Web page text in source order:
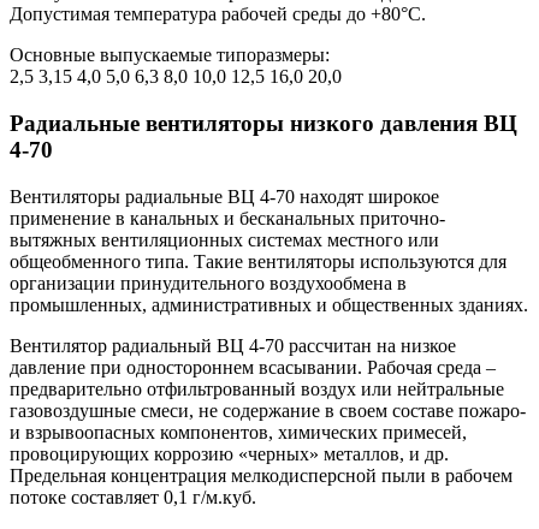
Допустимая температура рабочей среды до +80°С.
Основные выпускаемые типоразмеры:
2,5 3,15 4,0 5,0 6,3 8,0 10,0 12,5 16,0 20,0
Радиальные вентиляторы низкого давления ВЦ
4-70
Вентиляторы радиальные ВЦ 4-70 находят широкое
применение в канальных и бесканальных приточно-
вытяжных вентиляционных системах местного или
общеобменного типа. Такие вентиляторы используются для
организации принудительного воздухообмена в
промышленных, административных и общественных зданиях.
Вентилятор радиальный ВЦ 4-70 рассчитан на низкое
давление при одностороннем всасывании. Рабочая среда –
предварительно отфильтрованный воздух или нейтральные
газовоздушные смеси, не содержание в своем составе пожаро-
и взрывоопасных компонентов, химических примесей,
провоцирующих коррозию «черных» металлов, и др.
Предельная концентрация мелкодисперсной пыли в рабочем
потоке составляет 0,1 г/м.куб.